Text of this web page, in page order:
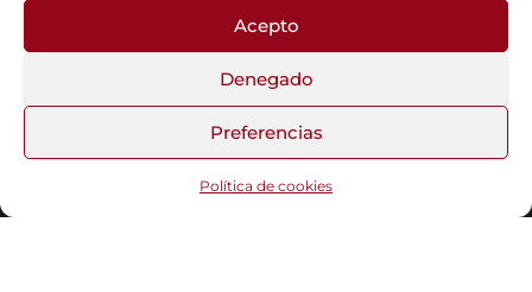
Acepto
Denegado
Preferencias
Política de cookies
Fotos del Blog
Funciona gracias aWordPress |Tema:Head Blog